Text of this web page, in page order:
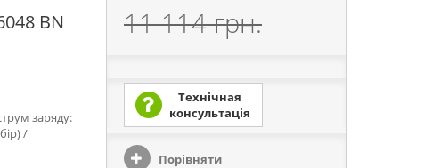
BN
заряду:
/
11 114 грн.
Технічная
консультація
Порівняти